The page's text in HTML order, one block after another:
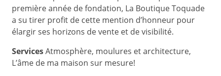
première année de fondation, La Boutique Toquade
a su tirer profit de cette mention d’honneur pour
élargir ses horizons de vente et de visibilité.
ServicesAtmosphère, moulures et architecture,
L’âme de ma maison sur mesure!